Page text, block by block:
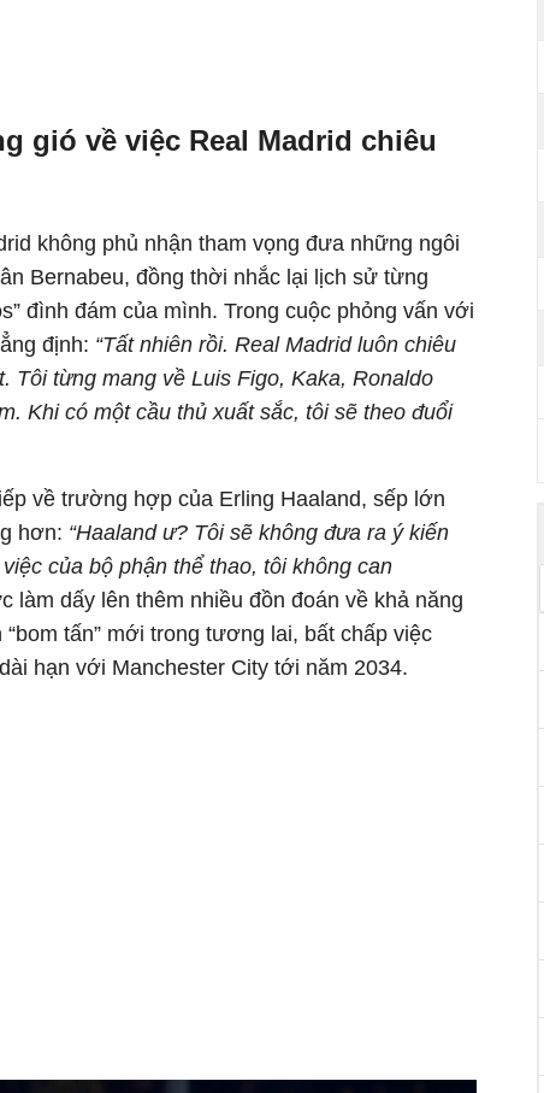
gió về việc Real Madrid chiêu
không phủ nhận tham vọng đưa những ngôi
Bernabeu, đồng thời nhắc lại lịch sử từng
đình đám của mình. Trong cuộc phỏng vấn với
định: “Tất nhiên rồi. Real Madrid luôn chiêu
Tôi từng mang về Luis Figo, Kaka, Ronaldo
Khi có một cầu thủ xuất sắc, tôi sẽ theo đuổi
về trường hợp của Erling Haaland, sếp lớn
hơn: “Haaland ư? Tôi sẽ không đưa ra ý kiến
của bộ phận thể thao, tôi không can
làm dấy lên thêm nhiều đồn đoán về khả năng
tấn” mới trong tương lai, bất chấp việc
hạn với Manchester City tới năm 2034.